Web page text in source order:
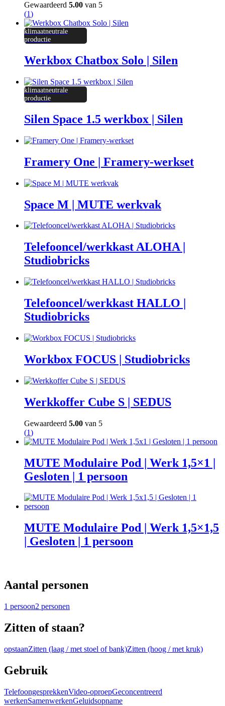
Gewaardeerd 5.00 van 5
(1)
klimaatneutrale
productie
Werkbox Chatbox Solo | Silen
klimaatneutrale
productie
Silen Space 1.5 werkbox | Silen
Framery One | Framery-werkset
Space M | MUTE werkvak
Telefooncel/werkkast ALOHA |
Studiobricks
Telefooncel/werkkast HALLO |
Studiobricks
Workbox FOCUS | Studiobricks
Werkkoffer Cube S | SEDUS
Gewaardeerd 5.00 van 5
(1)
MUTE Modulaire Pod | Werk 1,5×1 |
Gesloten | 1 persoon
MUTE Modulaire Pod | Werk 1,5×1,5
| Gesloten | 1 persoon
Aantal personen
1 persoon2 personen
Zitten of staan?
opstaanZitten (laag / met stoel of bank)Zitten (hoog / met kruk)
Gebruik
TelefoongesprekkenVideo-oproepGeconcentreerd
werkenSamenwerkenGeluidsopname